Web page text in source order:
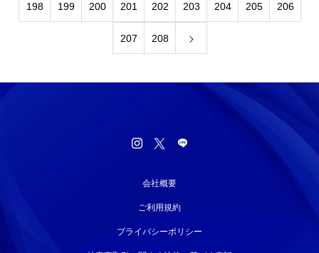
198 199 200 201 202 203 204 205 206
207 208
会社概要
ご利用規約
プライバシーポリシー